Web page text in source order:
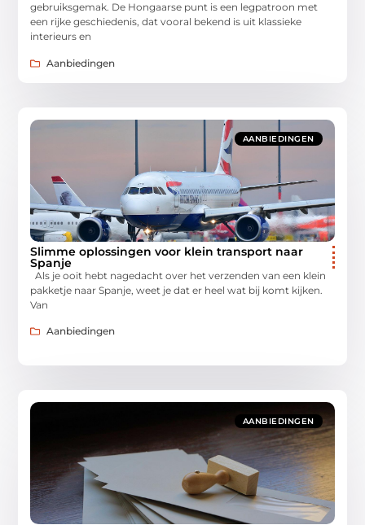
gebruiksgemak. De Hongaarse punt is een legpatroon met
een rijke geschiedenis, dat vooral bekend is uit klassieke
interieurs en
Aanbiedingen
AANBIEDINGEN
Slimme oplossingen voor klein transport naar
Spanje
Als je ooit hebt nagedacht over het verzenden van een klein
pakketje naar Spanje, weet je dat er heel wat bij komt kijken.
Van
Aanbiedingen
AANBIEDINGEN